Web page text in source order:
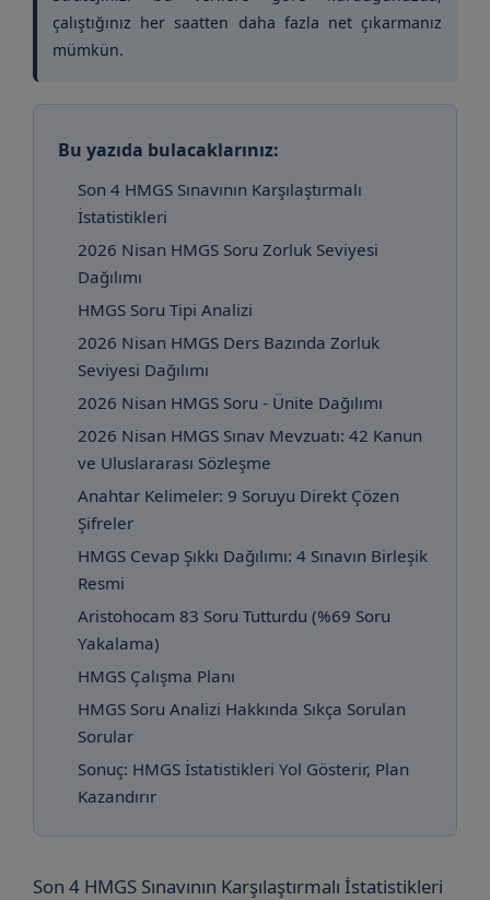
çalıştığınız her saatten daha fazla net çıkarmanız
mümkün.
Bu yazıda bulacaklarınız:
Son 4 HMGS Sınavının Karşılaştırmalı
İstatistikleri
2026 Nisan HMGS Soru Zorluk Seviyesi
Dağılımı
HMGS Soru Tipi Analizi
2026 Nisan HMGS Ders Bazında Zorluk
Seviyesi Dağılımı
2026 Nisan HMGS Soru - Ünite Dağılımı
2026 Nisan HMGS Sınav Mevzuatı: 42 Kanun
ve Uluslararası Sözleşme
Anahtar Kelimeler: 9 Soruyu Direkt Çözen
Şifreler
HMGS Cevap Şıkkı Dağılımı: 4 Sınavın Birleşik
Resmi
Aristohocam 83 Soru Tutturdu (%69 Soru
Yakalama)
HMGS Çalışma Planı
HMGS Soru Analizi Hakkında Sıkça Sorulan
Sorular
Sonuç: HMGS İstatistikleri Yol Gösterir, Plan
Kazandırır
Son 4 HMGS Sınavının Karşılaştırmalı İstatistikleri